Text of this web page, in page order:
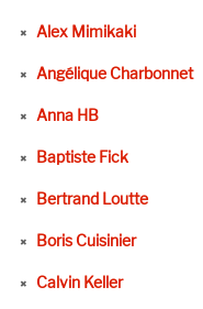
Alex Mimikaki
Angélique Charbonnet
Anna HB
Baptiste Fick
Bertrand Loutte
Boris Cuisinier
Calvin Keller